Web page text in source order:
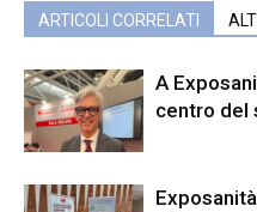
ARTICOLI CORRELATI
A
centro del